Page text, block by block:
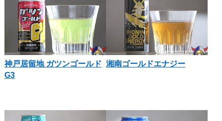
神戸居留地 ガツンゴールド
G3
湘南ゴールドエナジー